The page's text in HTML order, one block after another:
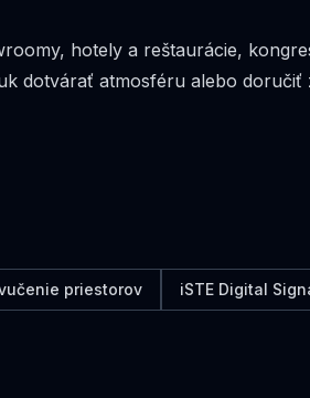
hotely a reštaurácie,
dotvárať atmosféru alebo doručiť
priestorov iSTE Digital